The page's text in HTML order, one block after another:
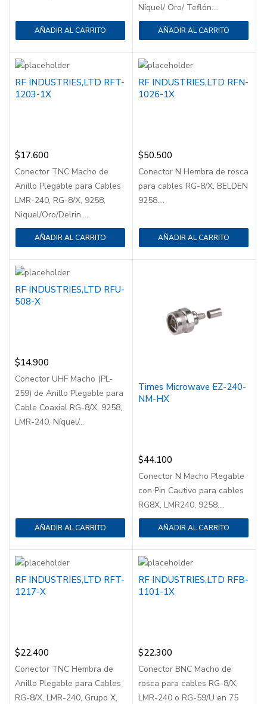
AÑADIR AL CARRITO
Níquel/ Oro/ Teflón....
AÑADIR AL CARRITO
RF INDUSTRIES,LTD RFT-
1203-1X
$17.600
Conector TNC Macho de
Anillo Plegable para Cables
LMR-240, RG-8/X, 9258,
Niquel/Oro/Delrin....
AÑADIR AL CARRITO
RF INDUSTRIES,LTD RFN-
1026-1X
$50.500
Conector N Hembra de rosca
para cables RG-8/X, BELDEN
9258....
AÑADIR AL CARRITO
RF INDUSTRIES,LTD RFU-
508-X
$14.900
Conector UHF Macho (PL-
259) de Anillo Plegable para
Cable Coaxial RG-8/X, 9258,
LMR-240, Níquel/...
AÑADIR AL CARRITO
Times Microwave EZ-240-
NM-HX
$44.100
Conector N Macho Plegable
con Pin Cautivo para cables
RG8X, LMR240, 9258....
AÑADIR AL CARRITO
RF INDUSTRIES,LTD RFT-
1217-X
$22.400
Conector TNC Hembra de
Anillo Plegable para Cables
RG-8/X, LMR-240, Grupo X,
RF INDUSTRIES,LTD RFB-
1101-1X
$22.300
Conector BNC Macho de
rosca para cables RG-8/X,
LMR-240 o RG-59/U en 75